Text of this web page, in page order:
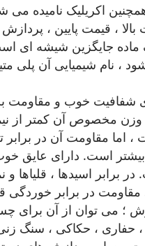
اکریلیک نامیده می
، قیمت پایین ،
جایگزین شیشه ای
، نام شیمیایی آن پلی
شفافیت خوب و مقاومت
وزن مخصوص آن کمتر از
اما مقاومت آن در
بیشتر است. دارای عایق
برابر اسیدها ، قلیاها و
در برابر
؛ می توان از آن برای
، حفاری ، حکاکی ، سنگ